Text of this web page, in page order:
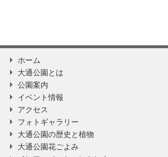
ホーム
大通公園とは
公園案内
イベント情報
アクセス
フォトギャラリー
大通公園の歴史と植物
大通公園花ごよみ